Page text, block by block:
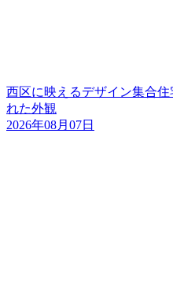
西区に映えるデザイン集合
れた外観
2026年08月07日